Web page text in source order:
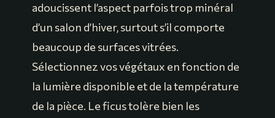
adoucissent l’aspect parfois trop minéral
d’un salon d’hiver, surtout s’il comporte
beaucoup de surfaces vitrées.
Sélectionnez vos végétaux en fonction de
la lumière disponible et de la température
de la pièce. Le ficus tolère bien les